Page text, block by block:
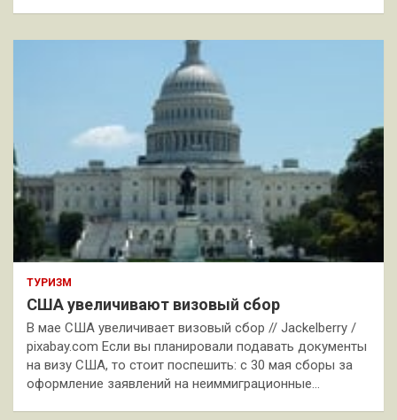
ТУРИЗМ
США увеличивают визовый сбор
В мае США увеличивает визовый сбор // Jackelberry /
pixabay.com Если вы планировали подавать документы
на визу США, то стоит поспешить: с 30 мая сборы за
оформление заявлений на неиммиграционные…